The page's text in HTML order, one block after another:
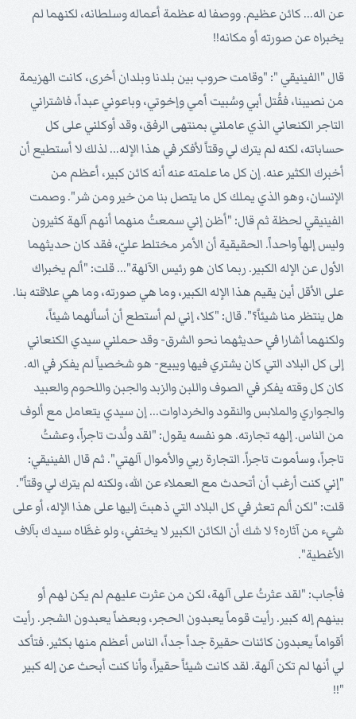
عن اله... كائن عظيم. ووصفا له عظمة أعماله وسلطانه، لكنهما لم
يخبراه عن صورته أو مكانه!!
قال "الفينيقي ": "وقامت حروب بين بلدنا وبلدان أخرى، كانت الهزيمة
من نصيبنا، فقُتل أبي وسُبيت أمي وإخوتي، وباعوني عبداً، فاشتراني
التاجر الكنعاني الذي عاملني بمنتهى الرفق، وقد أوكلني على كل
حساباته، لكنه لم يترك لي وقتاً لأفكر في هذا الإله... لذلك لا أستطيع أن
أخبرك الكثير عنه. إن كل ما علمته عنه أنه كائن كبير، أعظم من
الإنسان، وهو الذي يملك كل ما يتصل بنا من خير ومن شر". وصمت
الفينيقي لحظة ثم قال: "أظن إني سمعتُ منهما أنهم آلهة كثيرون
وليس إلهاً واحداً. الحقيقية أن الأمر مختلط عليّ، فقد كان حديثهما
الأول عن الإله الكبير. ربما كان هو رئيس الآلهة"... قلت: "ألم يخبراك
على الأقل أين يقيم هذا الإله الكبير، وما هي صورته، وما هي علاقته بنا.
هل ينتظر منا شيئاً؟". قال: "كلا، إني لم أستطع أن أسألهما شيئاً،
ولكنهما أشارا في حديثهما نحو الشرق- وقد حملني سيدي الكنعاني
إلى كل البلاد التي كان يشتري فيها ويبيع- هو شخصياً لم يفكر في اله.
كان كل وقته يفكر في الصوف واللبن والزبد والجبن واللحوم والعبيد
والجواري والملابس والنقود والخرداوات... إن سيدي يتعامل مع ألوف
من الناس. إلهه تجارته. هو نفسه يقول: "لقد ولُدت تاجراً، وعشتُ
تاجراً، وسأموت تاجراً. التجارة ربي والأموال آلهتي". ثم قال الفينيقي:
"إني كنت أرغب أن أتحدث مع العملاء عن الله، ولكنه لم يترك لي وقتاً".
قلت: "لكن ألم تعثر في كل البلاد التي ذهبتَ إليها على هذا الإله، أو على
شيء من آثاره؟ لا شك أن الكائن الكبير لا يختفي، ولو غطَّاه سيدك بآلاف
الأغطية".
فأجاب: "لقد عثرتُ على آلهة، لكن من عثرت عليهم لم يكن لهم أو
بينهم إله كبير. رأيت قوماً يعبدون الحجر، وبعضاً يعبدون الشجر. رأيت
أقواماً يعبدون كائنات حقيرة جداً جداً، الناس أعظم منها بكثير. فتأكد
لي أنها لم تكن آلهة. لقد كانت شيئاً حقيراً، وأنا كنت أبحث عن إله كبير
"!!